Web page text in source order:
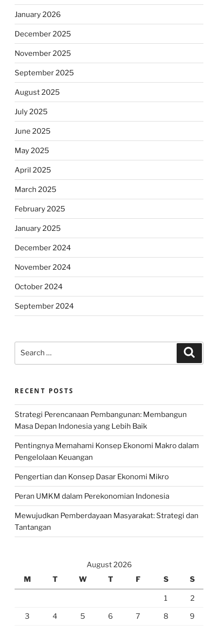
January 2026
December 2025
November 2025
September 2025
August 2025
July 2025
June 2025
May 2025
April 2025
March 2025
February 2025
January 2025
December 2024
November 2024
October 2024
September 2024
RECENT POSTS
Strategi Perencanaan Pembangunan: Membangun
Masa Depan Indonesia yang Lebih Baik
Pentingnya Memahami Konsep Ekonomi Makro dalam
Pengelolaan Keuangan
Pengertian dan Konsep Dasar Ekonomi Mikro
Peran UMKM dalam Perekonomian Indonesia
Mewujudkan Pemberdayaan Masyarakat: Strategi dan
Tantangan
August 2026
M
T W T F S S
1 2
3 4 5 6 7 8 9